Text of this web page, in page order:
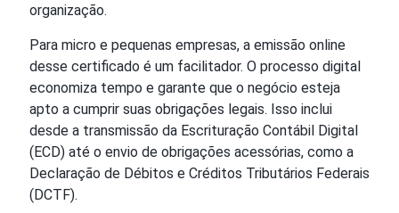
organização.
Para micro e pequenas empresas, a emissão online
desse certificado é um facilitador. O processo digital
economiza tempo e garante que o negócio esteja
apto a cumprir suas obrigações legais. Isso inclui
desde a transmissão da Escrituração Contábil Digital
(ECD) até o envio de obrigações acessórias, como a
Declaração de Débitos e Créditos Tributários Federais
(DCTF).